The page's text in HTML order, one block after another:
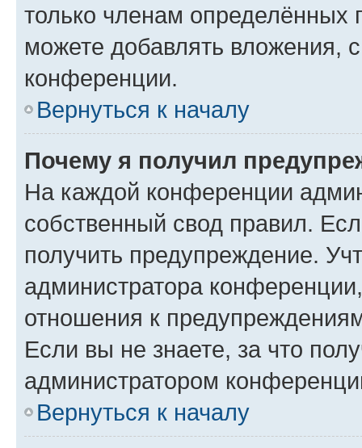
только членам определённых
можете добавлять вложения,
конференции.
Вернуться к началу
Почему я получил
На каждой конференции
собственный свод правил.
получить предупреждение.
администратора
отношения к
Если вы не знаете, за что
администратором
Вернуться к началу